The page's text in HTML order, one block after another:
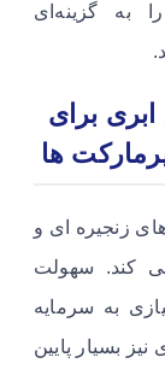
گزینه‌ای
برای
ها
زنجیره ای و
کند. سهولت
به سرمایه
بسیار پایین